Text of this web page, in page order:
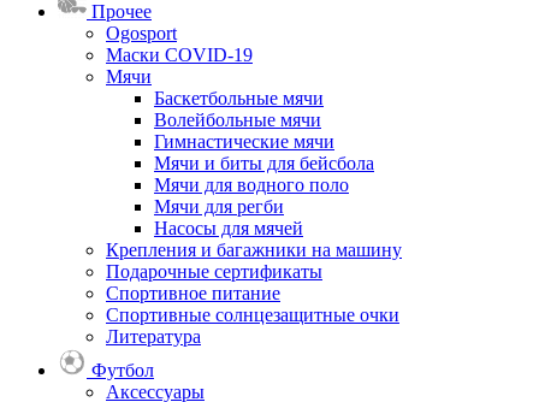
Прочее
Ogosport
Маски COVID-19
Мячи
Баскетбольные мячи
Волейбольные мячи
Гимнастические мячи
Мячи и биты для бейсбола
Мячи для водного поло
Мячи для регби
Насосы для мячей
Крепления и багажники на машину
Подарочные сертификаты
Спортивное питание
Спортивные солнцезащитные очки
Литература
Футбол
Аксессуары